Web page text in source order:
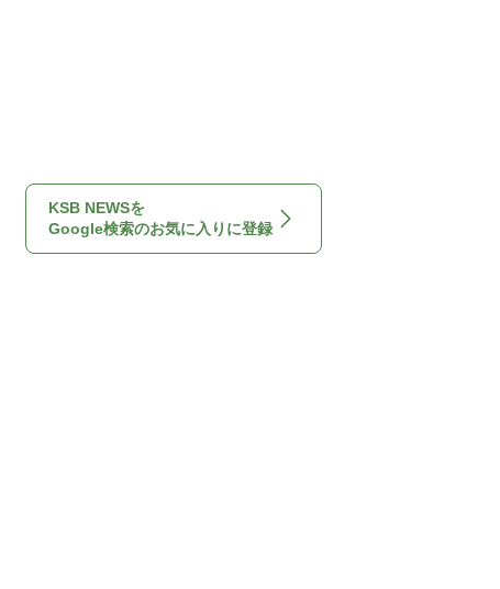
KSB NEWSを
Google検索のお気に入りに登録